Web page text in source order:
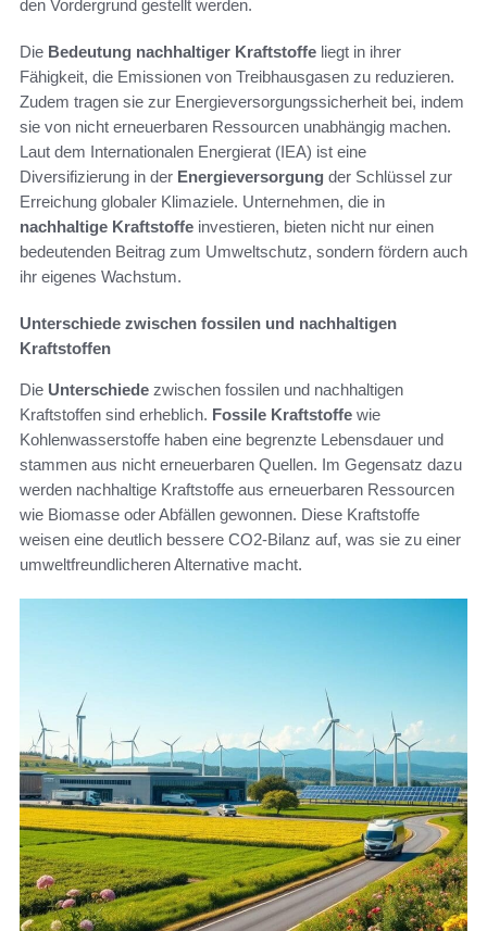
den Vordergrund gestellt werden.
Die Bedeutung nachhaltiger Kraftstoffe liegt in ihrer
Fähigkeit, die Emissionen von Treibhausgasen zu reduzieren.
Zudem tragen sie zur Energieversorgungssicherheit bei, indem
sie von nicht erneuerbaren Ressourcen unabhängig machen.
Laut dem Internationalen Energierat (IEA) ist eine
Diversifizierung in der Energieversorgung der Schlüssel zur
Erreichung globaler Klimaziele. Unternehmen, die in
nachhaltige Kraftstoffe investieren, bieten nicht nur einen
bedeutenden Beitrag zum Umweltschutz, sondern fördern auch
ihr eigenes Wachstum.
Unterschiede zwischen fossilen und nachhaltigen
Kraftstoffen
Die Unterschiede zwischen fossilen und nachhaltigen
Kraftstoffen sind erheblich. Fossile Kraftstoffe wie
Kohlenwasserstoffe haben eine begrenzte Lebensdauer und
stammen aus nicht erneuerbaren Quellen. Im Gegensatz dazu
werden nachhaltige Kraftstoffe aus erneuerbaren Ressourcen
wie Biomasse oder Abfällen gewonnen. Diese Kraftstoffe
weisen eine deutlich bessere CO2-Bilanz auf, was sie zu einer
umweltfreundlicheren Alternative macht.